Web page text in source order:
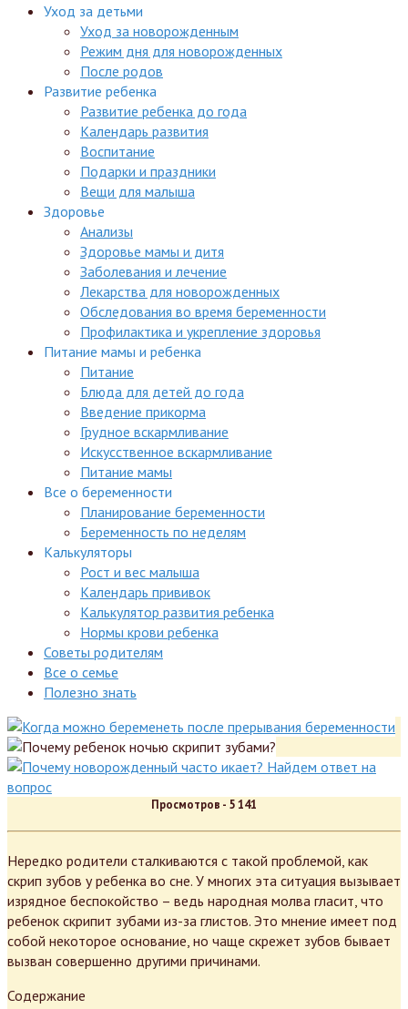
Уход за детьми
Уход за новорожденным
Режим дня для новорожденных
После родов
Развитие ребенка
Развитие ребенка до года
Календарь развития
Воспитание
Подарки и праздники
Вещи для малыша
Здоровье
Анализы
Здоровье мамы и дитя
Заболевания и лечение
Лекарства для новорожденных
Обследования во время беременности
Профилактика и укрепление здоровья
Питание мамы и ребенка
Питание
Блюда для детей до года
Введение прикорма
Грудное вскармливание
Искусственное вскармливание
Питание мамы
Все о беременности
Планирование беременности
Беременность по неделям
Калькуляторы
Рост и вес малыша
Календарь прививок
Калькулятор развития ребенка
Нормы крови ребенка
Советы родителям
Все о семье
Полезно знать
Просмотров - 5 141
Нередко родители сталкиваются с такой проблемой, как
скрип зубов у ребенка во сне. У многих эта ситуация вызывает
изрядное беспокойство – ведь народная молва гласит, что
ребенок скрипит зубами из-за глистов. Это мнение имеет под
собой некоторое основание, но чаще скрежет зубов бывает
вызван совершенно другими причинами.
Содержание